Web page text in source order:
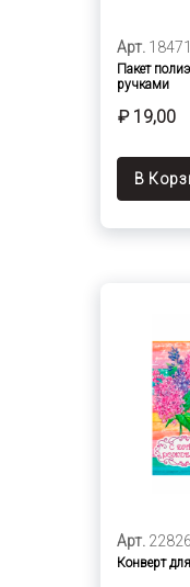
Арт. 18471
Пакет
ручками
₽ 19,00
В
Арт.
Конверт